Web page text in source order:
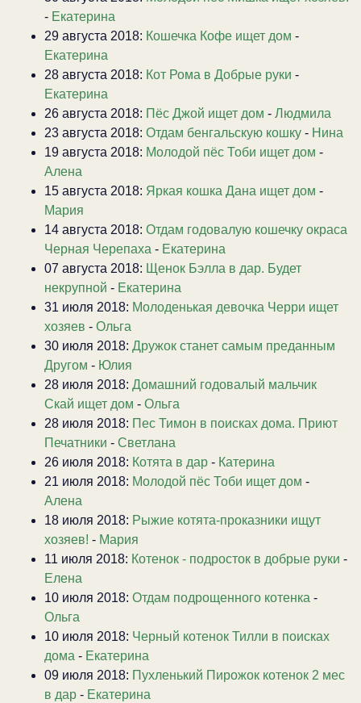
- Екатерина
29 августа 2018: Кошечка Кофе ищет дом -
Екатерина
28 августа 2018: Кот Рома в Добрые руки -
Екатерина
26 августа 2018: Пёс Джой ищет дом - Людмила
23 августа 2018: Отдам бенгальскую кошку - Нина
19 августа 2018: Молодой пёс Тоби ищет дом -
Алена
15 августа 2018: Яркая кошка Дана ищет дом -
Мария
14 августа 2018: Отдам годовалую кошечку окраса
Черная Черепаха - Екатерина
07 августа 2018: Щенок Бэлла в дар. Будет
некрупной - Екатерина
31 июля 2018: Молоденькая девочка Черри ищет
хозяев - Ольга
30 июля 2018: Дружок станет самым преданным
Другом - Юлия
28 июля 2018: Домашний годовалый мальчик
Скай ищет дом - Ольга
28 июля 2018: Пес Тимон в поисках дома. Приют
Печатники - Светлана
26 июля 2018: Котята в дар - Катерина
21 июля 2018: Молодой пёс Тоби ищет дом -
Алена
18 июля 2018: Рыжие котята-проказники ищут
хозяев! - Мария
11 июля 2018: Котенок - подросток в добрые руки -
Елена
10 июля 2018: Отдам подрощенного котенка -
Ольга
10 июля 2018: Черный котенок Тилли в поисках
дома - Екатерина
09 июля 2018: Пухленький Пирожок котенок 2 мес
в дар - Екатерина